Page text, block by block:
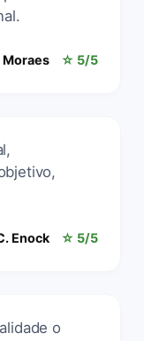
☆ 5/5
Enock ☆ 5/5
o